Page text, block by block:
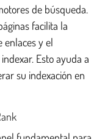
de búsqueda.
facilita la
enlaces y el
Esto ayuda a
su indexación en